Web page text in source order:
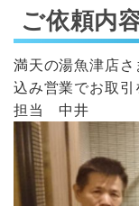
ご依頼内
満天の湯魚津店
込み営業でお取引
担当 中井